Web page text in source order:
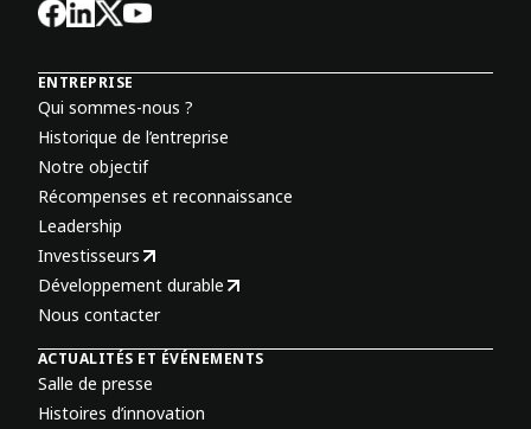
ENTREPRISE
Qui sommes-nous ?
Historique de l’entreprise
Notre objectif
Récompenses et reconnaissance
Leadership
Investisseurs
Développement durable
Nous contacter
ACTUALITÉS ET ÉVÉNEMENTS
Salle de presse
Histoires d’innovation